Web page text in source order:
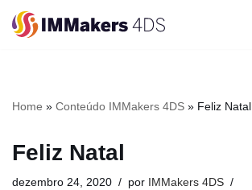
conteúdo
Home » Conteúdo IMMakers 4DS » Feliz Natal
Feliz Natal
dezembro 24, 2020 por IMMakers 4DS